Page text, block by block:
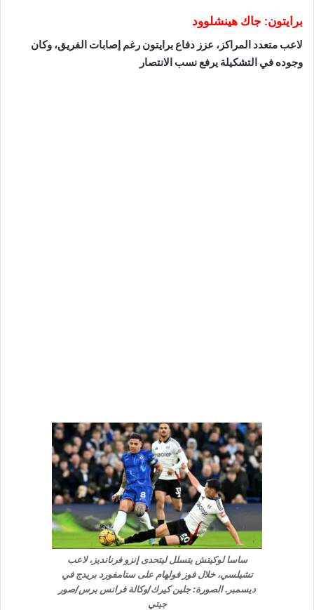
برايتون: جاك هينشلوود
لاعب متعدد المراكز، عزز دفاع برايتون رغم إصابات الفريق، وكان
وجوده في التشكيلة يرفع نسب الانتصار
ساسا لوكيتش يتسلل ليتحدى إنزو فرنانديز، لاعب
تشيلسي، خلال فوز فولهام على ستامفورد بريدج في
ديسمبر. الصورة: جلين كيرك/وكالة فرانس برس/صور
جيتي